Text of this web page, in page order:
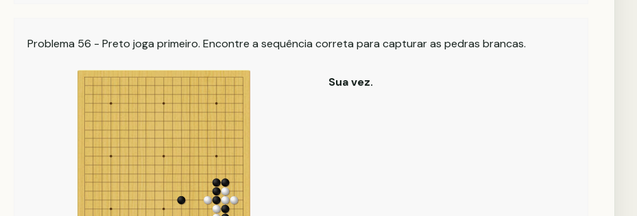
Problema 56 - Preto joga primeiro. Encontre a sequência correta para capturar as pedras brancas.
Sua vez.